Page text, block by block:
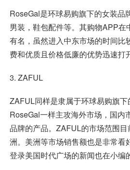
RoseGal是环球易购旗下的女装品
男装，鞋包配件等。其购物APP在
有名，虽然进入中东市场的时间比
费和优质且价格低廉的优势迅速打
3. ZAFUL
ZAFUL同样是隶属于环球易购旗
RoseGal一样主攻海外市场，国内
品牌的产品。ZAFUL的市场范围
洲。美洲等市场销售额也是非常看
登录美国时代广场的新闻也在小编